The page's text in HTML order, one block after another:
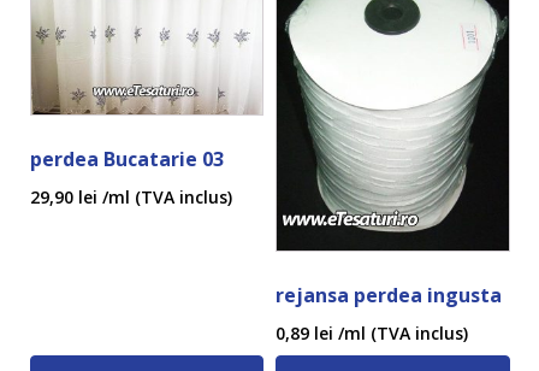
perdea Bucatarie 03
29,90 lei /ml (TVA inclus)
rejansa perdea ingusta
0,89 lei /ml (TVA inclus)